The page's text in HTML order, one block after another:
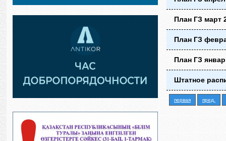
План ГЗ март
План ГЗ
План ГЗ
Штатное
первая пред.